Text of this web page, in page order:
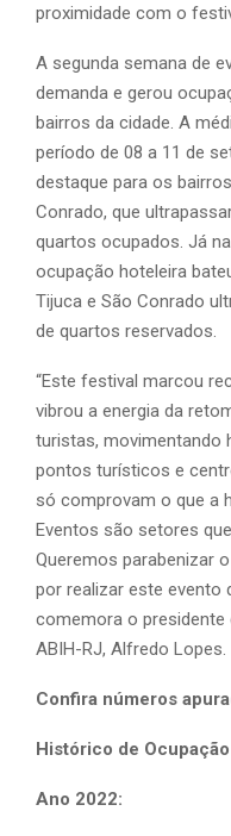
proximidade com o
A segunda semana de
demanda e gerou
bairros da cidade. A
período de 08 a 11 de
destaque para os
Conrado, que
quartos ocupados. Já
ocupação hoteleira
Tijuca e São Conrado
de quartos reservados.
“Este festival marcou
vibrou a energia da
turistas, movimentando
pontos turísticos e
só comprovam o que a
Eventos são setores
Queremos parabenizar
por realizar este evento
comemora o presidente
ABIH-RJ, Alfredo Lopes.
Confira números
Histórico de
Ano 2022: